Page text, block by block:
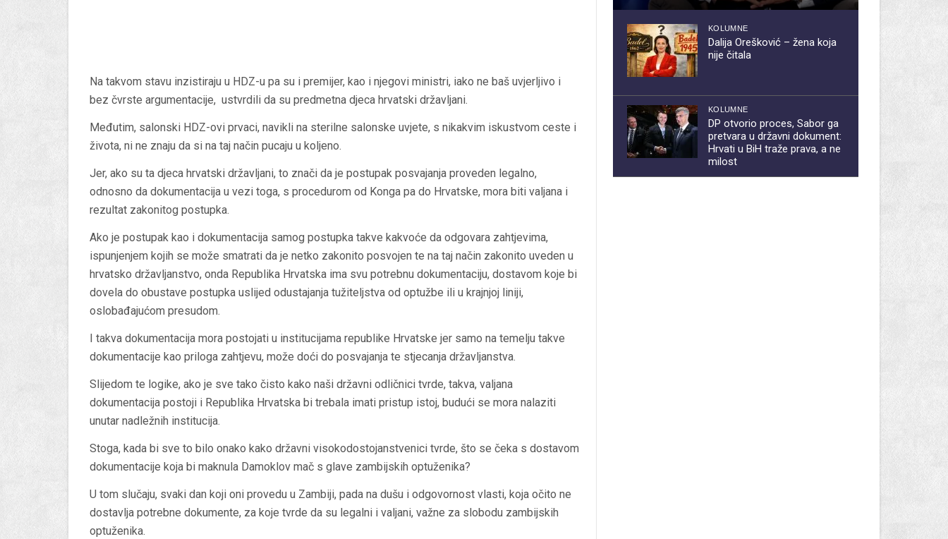
Na takvom stavu inzistiraju u HDZ-u pa su i premijer, kao i njegovi ministri, iako ne baš uvjerljivo i
bez čvrste argumentacije, ustvrdili da su predmetna djeca hrvatski državljani.
Međutim, salonski HDZ-ovi prvaci, navikli na sterilne salonske uvjete, s nikakvim iskustvom ceste i
života, ni ne znaju da si na taj način pucaju u koljeno.
Jer, ako su ta djeca hrvatski državljani, to znači da je postupak posvajanja proveden legalno,
odnosno da dokumentacija u vezi toga, s procedurom od Konga pa do Hrvatske, mora biti valjana i
rezultat zakonitog postupka.
Ako je postupak kao i dokumentacija samog postupka takve kakvoće da odgovara zahtjevima,
ispunjenjem kojih se može smatrati da je netko zakonito posvojen te na taj način zakonito uveden u
hrvatsko državljanstvo, onda Republika Hrvatska ima svu potrebnu dokumentaciju, dostavom koje bi
dovela do obustave postupka uslijed odustajanja tužiteljstva od optužbe ili u krajnjoj liniji,
oslobađajućom presudom.
I takva dokumentacija mora postojati u institucijama republike Hrvatske jer samo na temelju takve
dokumentacije kao priloga zahtjevu, može doći do posvajanja te stjecanja državljanstva.
Slijedom te logike, ako je sve tako čisto kako naši državni odličnici tvrde, takva, valjana
dokumentacija postoji i Republika Hrvatska bi trebala imati pristup istoj, budući se mora nalaziti
unutar nadležnih institucija.
Stoga, kada bi sve to bilo onako kako državni visokodostojanstvenici tvrde, što se čeka s dostavom
dokumentacije koja bi maknula Damoklov mač s glave zambijskih optuženika?
U tom slučaju, svaki dan koji oni provedu u Zambiji, pada na dušu i odgovornost vlasti, koja očito ne
dostavlja potrebne dokumente, za koje tvrde da su legalni i valjani, važne za slobodu zambijskih
optuženika.
KOLUMNE
Dalija Orešković – žena koja
nije čitala
KOLUMNE
DP otvorio proces, Sabor ga
pretvara u državni dokument:
Hrvati u BiH traže prava, a ne
milost